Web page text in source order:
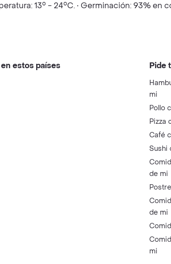
13° - 24°C. • Germinación: 93%
estos países Pide
mi
Pollo
Pizza
Café
Sushi
de mi
de mi
mi